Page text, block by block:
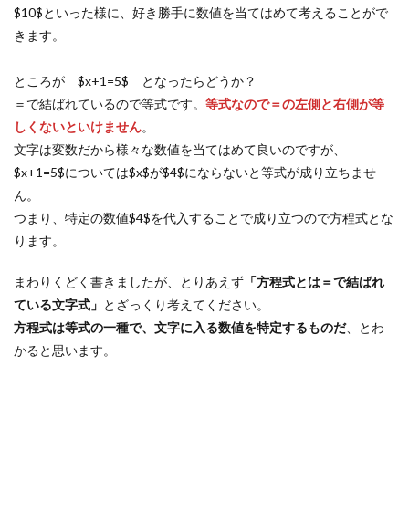
$10$といった様に、好き勝手に数値を当てはめて考えることがで
きます。
ところが $x+1=5$ となったらどうか？
＝で結ばれているので等式です。 等式なので＝の左側と右側が等
しくないといけません。
文字は変数だから様々な数値を当てはめて良いのですが、
$x+1=5$については$x$が$4$にならないと等式が成り立ちませ
ん。
つまり、特定の数値$4$を代入することで成り立つので方程式とな
ります。
まわりくどく書きましたが、とりあえず 「方程式とは＝で結ばれ
ている文字式」 とざっくり考えてください。
方程式は等式の一種で、文字に入る数値を特定するものだ、とわ
かると思います。